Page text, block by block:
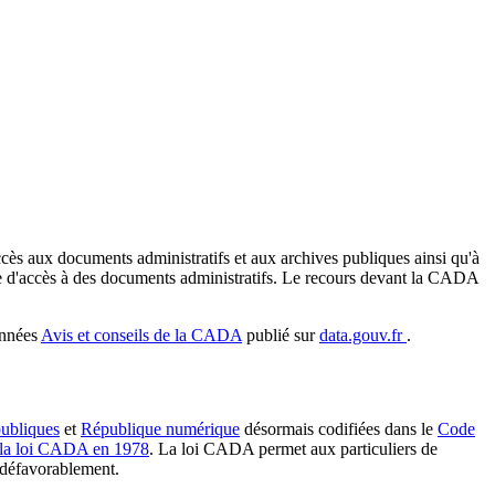
aux documents administratifs et aux archives publiques ainsi qu'à
à des documents administratifs. Le recours devant la CADA
Avis et conseils de la CADA publié surdata.gouv.fr .
et République numérique désormais codifiées dans le Code
la loi CADA en 1978. La loi CADA permet aux particuliers de